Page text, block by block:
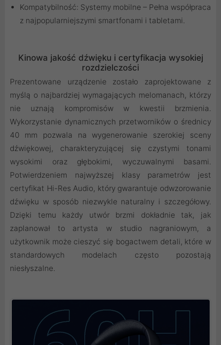
Kompatybilność: Systemy mobilne – Pełna współpraca
z najpopularniejszymi smartfonami i tabletami.
Kinowa jakość dźwięku i certyfikacja wysokiej
rozdzielczości
Prezentowane urządzenie zostało zaprojektowane z
myślą o najbardziej wymagających melomanach, którzy
nie uznają kompromisów w kwestii brzmienia.
Wykorzystanie dynamicznych przetworników o średnicy
40 mm pozwala na wygenerowanie szerokiej sceny
dźwiękowej, charakteryzującej się czystymi tonami
wysokimi oraz głębokimi, wyczuwalnymi basami.
Potwierdzeniem najwyższej klasy parametrów jest
certyfikat Hi-Res Audio, który gwarantuje odwzorowanie
dźwięku w sposób niezwykle naturalny i szczegółowy.
Dzięki temu każdy utwór brzmi dokładnie tak, jak
zaplanował to artysta w studio nagraniowym, a
użytkownik może cieszyć się bogactwem detali, które w
standardowych modelach często pozostają
niesłyszalne.